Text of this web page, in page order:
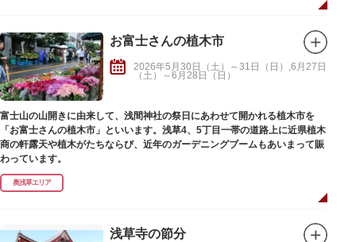
お富士さんの植木市
2026年5月30日（土）～31日（日）,6月27日
（土）～6月28日（日）
富士山の山開きに由来して、浅間神社の祭日にあわせて開かれる植木市を
「お富士さんの植木市」といいます。浅草4、5丁目一帯の道路上に近県植木
商の軒露天や植木がたちならび、近年のガーデニングブームもあいまって賑
わっています。
奥浅草エリア
浅草寺の節分